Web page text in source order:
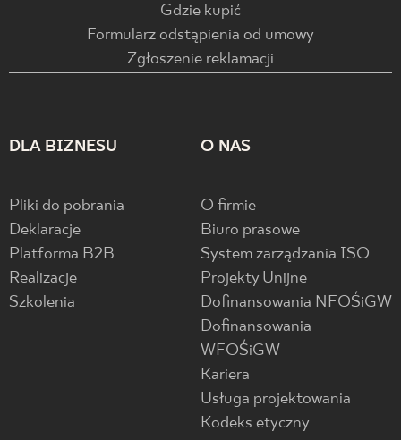
Gdzie kupić
Formularz odstąpienia od umowy
Zgłoszenie reklamacji
DLA BIZNESU
Pliki do pobrania
Deklaracje
Platforma B2B
Realizacje
Szkolenia
O NAS
O firmie
Biuro prasowe
System zarządzania ISO
Projekty Unijne
Dofinansowania NFOŚiGW
Dofinansowania
WFOŚiGW
Kariera
Usługa projektowania
Kodeks etyczny